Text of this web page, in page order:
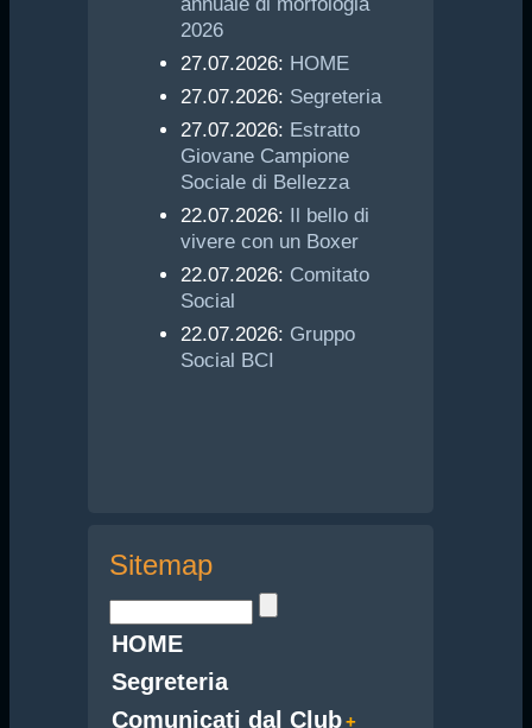
2026
27.07.2026: HOME
27.07.2026: Segreteria
27.07.2026: Estratto
Giovane Campione
Sociale di Bellezza
22.07.2026: Il bello di
vivere con un Boxer
22.07.2026: Comitato
Social
22.07.2026: Gruppo
Social BCI
Sitemap
HOME
Segreteria
Comunicati dal Club